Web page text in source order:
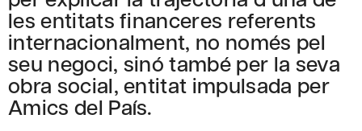
les entitats financeres referents
internacionalment, no només pel
seu negoci, sinó també per la seva
obra social, entitat impulsada per
Amics del País.